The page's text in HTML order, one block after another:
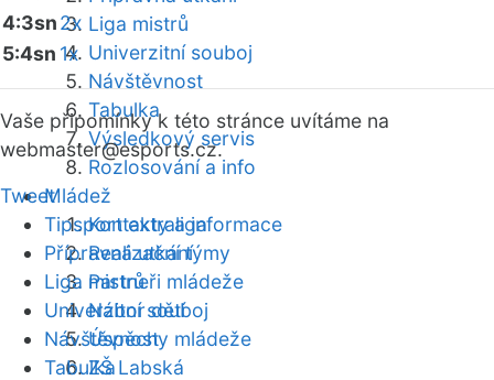
Liga mistrů
Univerzitní souboj
Návštěvnost
Tabulka
Výsledkový servis
Rozlosování a info
Mládež
Kontakty a informace
Realizační týmy
Partneři mládeže
Nábor dětí
Úspěchy mládeže
ZŠ Labská
4:3sn2x
5:4sn 1x
Vaše připomínky k této stránce uvítáme na
webmaster@esports.cz.
Tweet
Tipsport extraliga
Přípravná utkání
Liga mistrů
Univerzitní souboj
Návštěvnost
Tabulka